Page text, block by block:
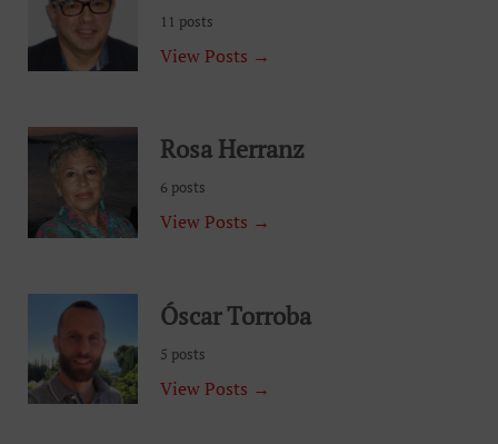
11 posts
View Posts →
Rosa Herranz
6 posts
View Posts →
Óscar Torroba
5 posts
View Posts →